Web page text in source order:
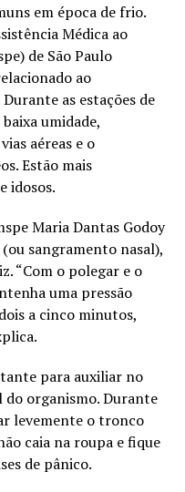
em época de frio.
Médica ao
de São Paulo
ao
as estações de
umidade,
aéreas e o
Estão mais
idosos.
Maria Dantas Godoy
sangramento nasal),
“Com o polegar e o
uma pressão
a cinco minutos,
para auxiliar no
do organismo. Durante
levemente o tronco
caia na roupa e fique
de pânico.